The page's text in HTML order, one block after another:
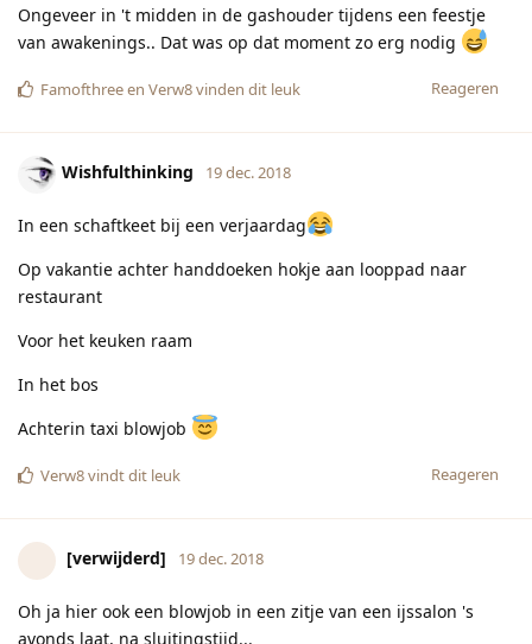
Ongeveer in 't midden in de gashouder tijdens een feestje
van awakenings.. Dat was op dat moment zo erg nodig
Reageren
Famofthreeen Verw8vinden dit leuk
Wishfulthinking 19 dec. 2018
In een schaftkeet bij een verjaardag
Op vakantie achter handdoeken hokje aan looppad naar
restaurant
Voor het keuken raam
In het bos
Achterin taxi blowjob
Reageren
Verw8vindt dit leuk
[verwijderd] 19 dec. 2018
Oh ja hier ook een blowjob in een zitje van een ijssalon 's
avonds laat, na sluitingstijd...